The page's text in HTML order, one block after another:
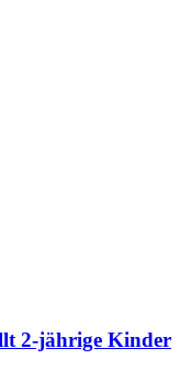
2-jährige Kinder